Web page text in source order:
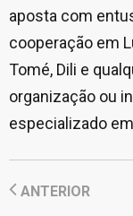
aposta com
cooperação em
Tomé, Dili e
organização ou
especializado
ANTERIOR